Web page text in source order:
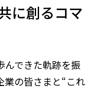
に創るコマ
できた軌跡を振
業の皆さまと“これ